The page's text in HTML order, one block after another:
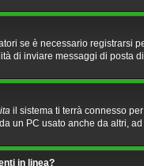
se è necessario registrarsi
di inviare messaggi di posta
il sistema ti terrà connesso
un PC usato anche da altri,
in linea?